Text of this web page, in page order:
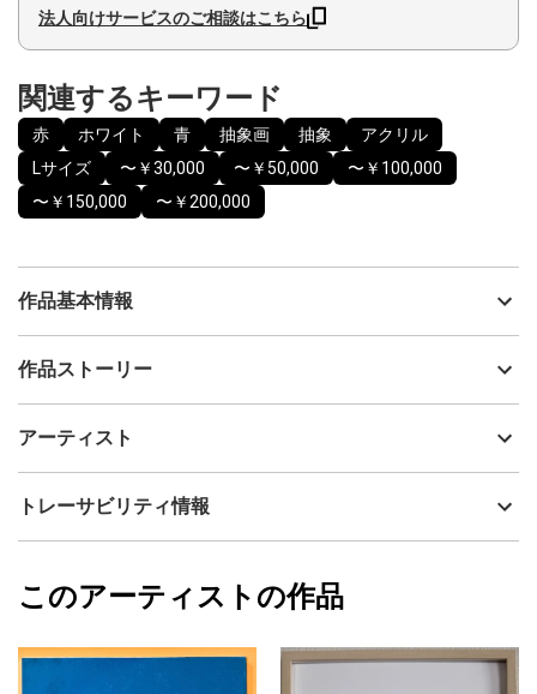
法人向けサービスのご相談はこちら
関連するキーワード
赤 ホワイト 青 抽象画 抽象
アクリル
Lサイズ
〜￥30,000 〜￥50,000
〜￥100,000
〜￥150,000
〜￥200,000
作品基本情報
出品者
制作年
アクリル
カラー
赤
作品ストーリー
にくい安心のフレームです。
アーティスト
高野こうじ
フォローする
トレーサビリティ情報
高野こうじ
このアーティストの作品